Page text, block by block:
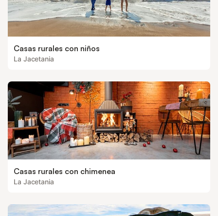
Casas rurales con niños
La Jacetania
Casas rurales con chimenea
La Jacetania